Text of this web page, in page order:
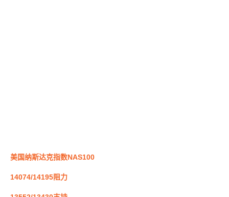
美国纳斯达克指数NAS100
14074/14195阻力